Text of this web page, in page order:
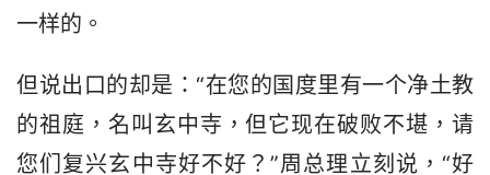
一样的。
但说出口的却是：“在您的国度里有一个净土教
的祖庭，名叫玄中寺，但它现在破败不堪，请
您们复兴玄中寺好不好？”周总理立刻说，“好